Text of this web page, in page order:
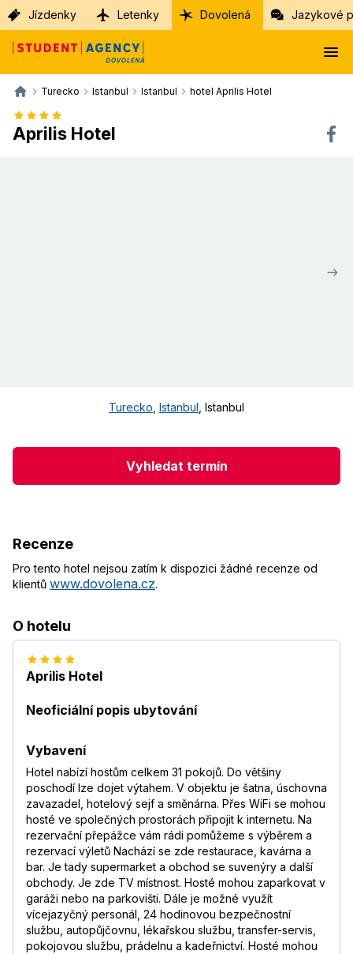
Jízdenky Letenky Dovolená Jazykové
Turecko Istanbul Istanbul hotel Aprilis Hotel
Aprilis Hotel
Turecko Istanbul Istanbul
Vyhledat termín
Recenze
Pro tento hotel nejsou zatím k dispozici žádné recenze od
klientů www.dovolena.cz.
O hotelu
Aprilis Hotel
Neoficiální popis ubytování
Vybavení
Hotel nabízí hostům celkem 31 pokojů. Do většiny
poschodí lze dojet výtahem. V objektu je šatna, úschovna
zavazadel, hotelový sejf a směnárna. Přes WiFi se mohou
hosté ve společných prostorách připojit k internetu. Na
rezervační přepážce vám rádi pomůžeme s výběrem a
rezervací výletů Nachází se zde restaurace, kavárna a
bar. Je tady supermarket a obchod se suvenýry a další
obchody. Je zde TV místnost. Hosté mohou zaparkovat v
garáži nebo na parkovišti. Dále je možné využít
vícejazyčný personál, 24 hodinovou bezpečnostní
službu, autopůjčovnu, lékařskou službu, transfer-servis,
pokojovou službu, prádelnu a kadeřnictví. Hosté mohou